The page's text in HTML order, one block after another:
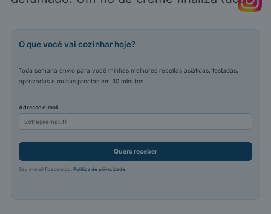
O que você vai cozinhar hoje?
Toda semana envio para você minhas melhores receitas asiáticas: testadas,
aprovadas e muitas prontas em 30 minutos.
Adresse e-mail
Quero receber
Seu e-mail fica comigo.Política de privacidade .